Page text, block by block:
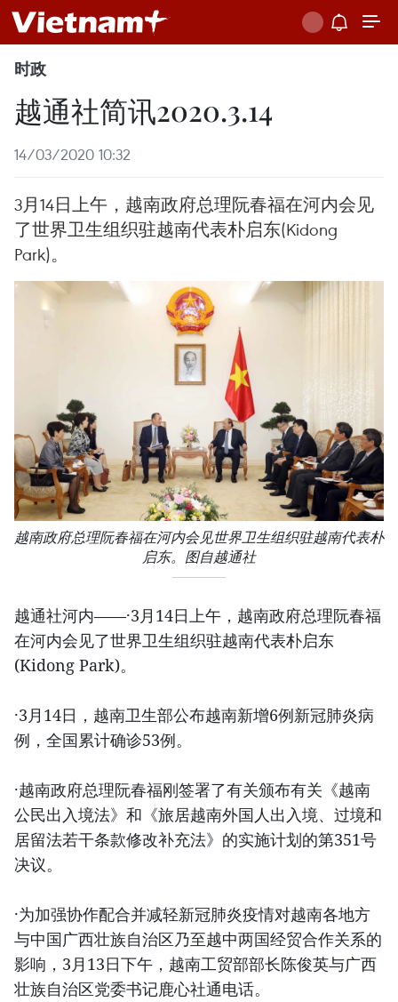
时政
越通社简讯2020.3.14
14/03/2020 10:32
3月14日上午，越南政府总理阮春福在河内会见
了世界卫生组织驻越南代表朴启东(Kidong
Park)。
越南政府总理阮春福在河内会见世界卫生组织驻越南代表朴
启东。图自越通社
越通社河内——·3月14日上午，越南政府总理阮春福
在河内会见了世界卫生组织驻越南代表朴启东
(Kidong Park)。
·3月14日，越南卫生部公布越南新增6例新冠肺炎病
例，全国累计确诊53例。
·越南政府总理阮春福刚签署了有关颁布有关《越南
公民出入境法》和《旅居越南外国人出入境、过境和
居留法若干条款修改补充法》的实施计划的第351号
决议。
·为加强协作配合并减轻新冠肺炎疫情对越南各地方
与中国广西壮族自治区乃至越中两国经贸合作关系的
影响，3月13日下午，越南工贸部部长陈俊英与广西
壮族自治区党委书记鹿心社通电话。